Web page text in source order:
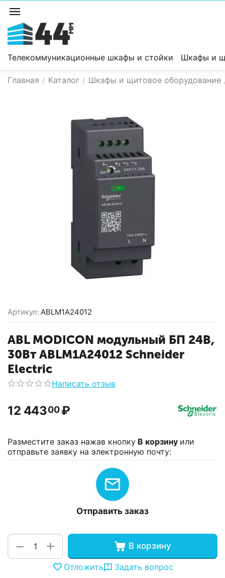
Телекоммуникационные шкафы и стойки Шкафы и
Главная / Каталог / Шкафы и щитовое оборудование
Артикул: ABLM1A24012
ABL MODICON модульный БП 24В,
30Вт ABLM1A24012 Schneider
Electric
Написать отзыв
12 44300 ₽
Разместите заказ нажав кнопку В корзину или
отправьте заявку на электронную почту:
Отправить заказ
+
− В корзину
Отложить Задать вопрос